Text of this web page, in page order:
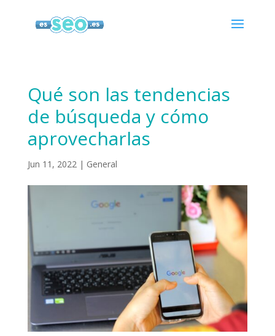
Qué son las tendencias
de búsqueda y cómo
aprovecharlas
Jun 11, 2022| General